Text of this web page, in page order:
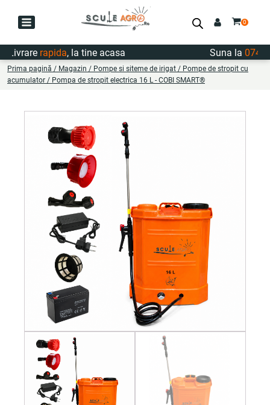
rapida, la tine acasa Suna la
Prima pagină / Magazin / Pompe si siteme de irigat / Pompe de stropit cu
acumulator / Pompa de stropit electrica 16 L - COBI SMART®